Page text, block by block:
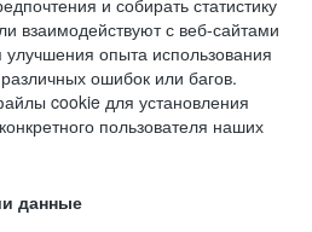
и собирать статистику
взаимодействуют с веб-сайтами
опыта использования
ошибок или багов.
cookie для установления
пользователя наших
данные